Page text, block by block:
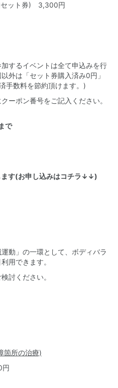
セット券) 3,300円
するイベントは全て申込みを行
外は「セット券購入済み0円」
手数料を節約頂けます。)
ーポン番号をご記入ください。
で
ます(お申し込みはコチラ↓↓)
動」の一環として、ボディバラ
用できます。
討ください。
箇所の治療)
円